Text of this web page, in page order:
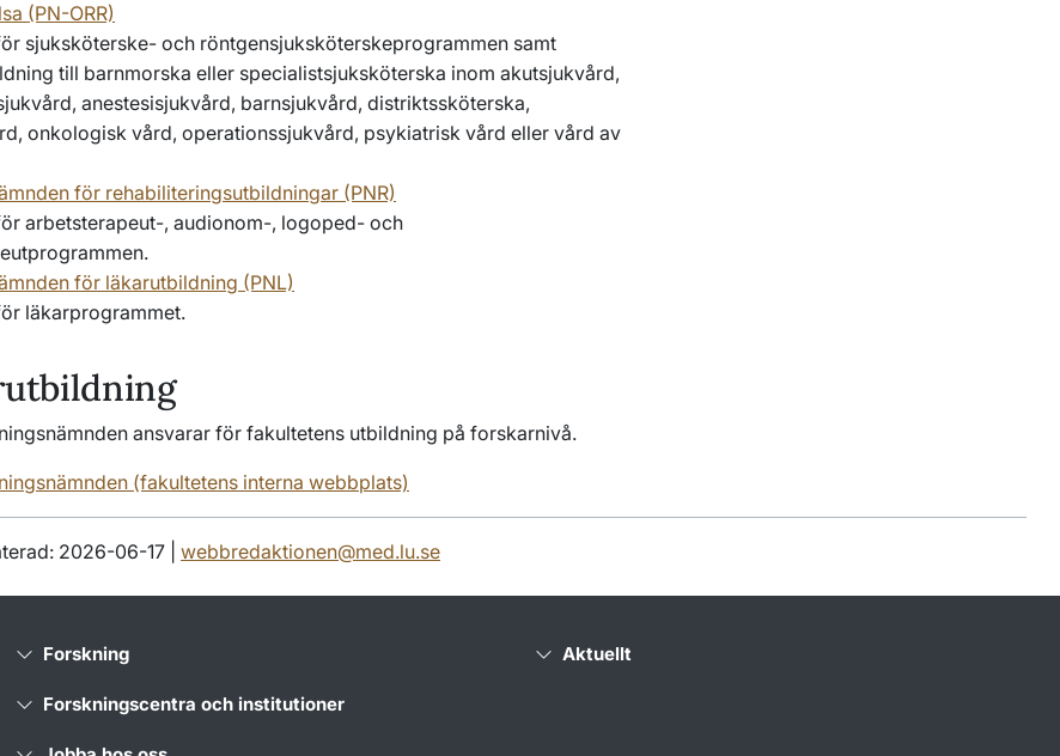
(PN-ORR)
sjuksköterske- och röntgensjuksköterskeprogrammen samt
till barnmorska eller specialistsjuksköterska inom akutsjukvård,
anestesisjukvård, barnsjukvård, distriktssköterska,
onkologisk vård, operationssjukvård, psykiatrisk vård eller vård av
för rehabiliteringsutbildningar (PNR)
arbetsterapeut-, audionom-, logoped- och
för läkarutbildning (PNL)
läkarprogrammet.
ansvarar för fakultetens utbildning på forskarnivå.
(fakultetens interna webbplats)
2026-06-17 | webbredaktionen@med.lu.se
Forskning
Forskningscentra och institutioner
Aktuellt